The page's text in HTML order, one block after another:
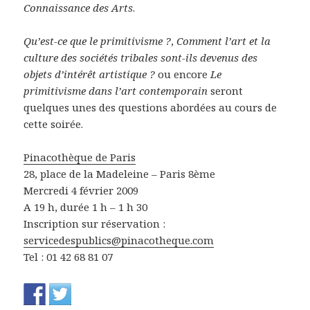
Connaissance des Arts.
Qu’est-ce que le primitivisme ?,Comment l’art et la
culture des sociétés tribales sont-ils devenus des
objets d’intérêt artistique ? ou encoreLe
primitivisme dans l’art contemporain seront
quelques unes des questions abordées au cours de
cette soirée.
Pinacothèque de Paris
28, place de la Madeleine – Paris 8ème
Mercredi 4 février 2009
A 19 h, durée 1 h – 1 h 30
Inscription sur réservation :
servicedespublics@pinacotheque.com
Tel : 01 42 68 81 07